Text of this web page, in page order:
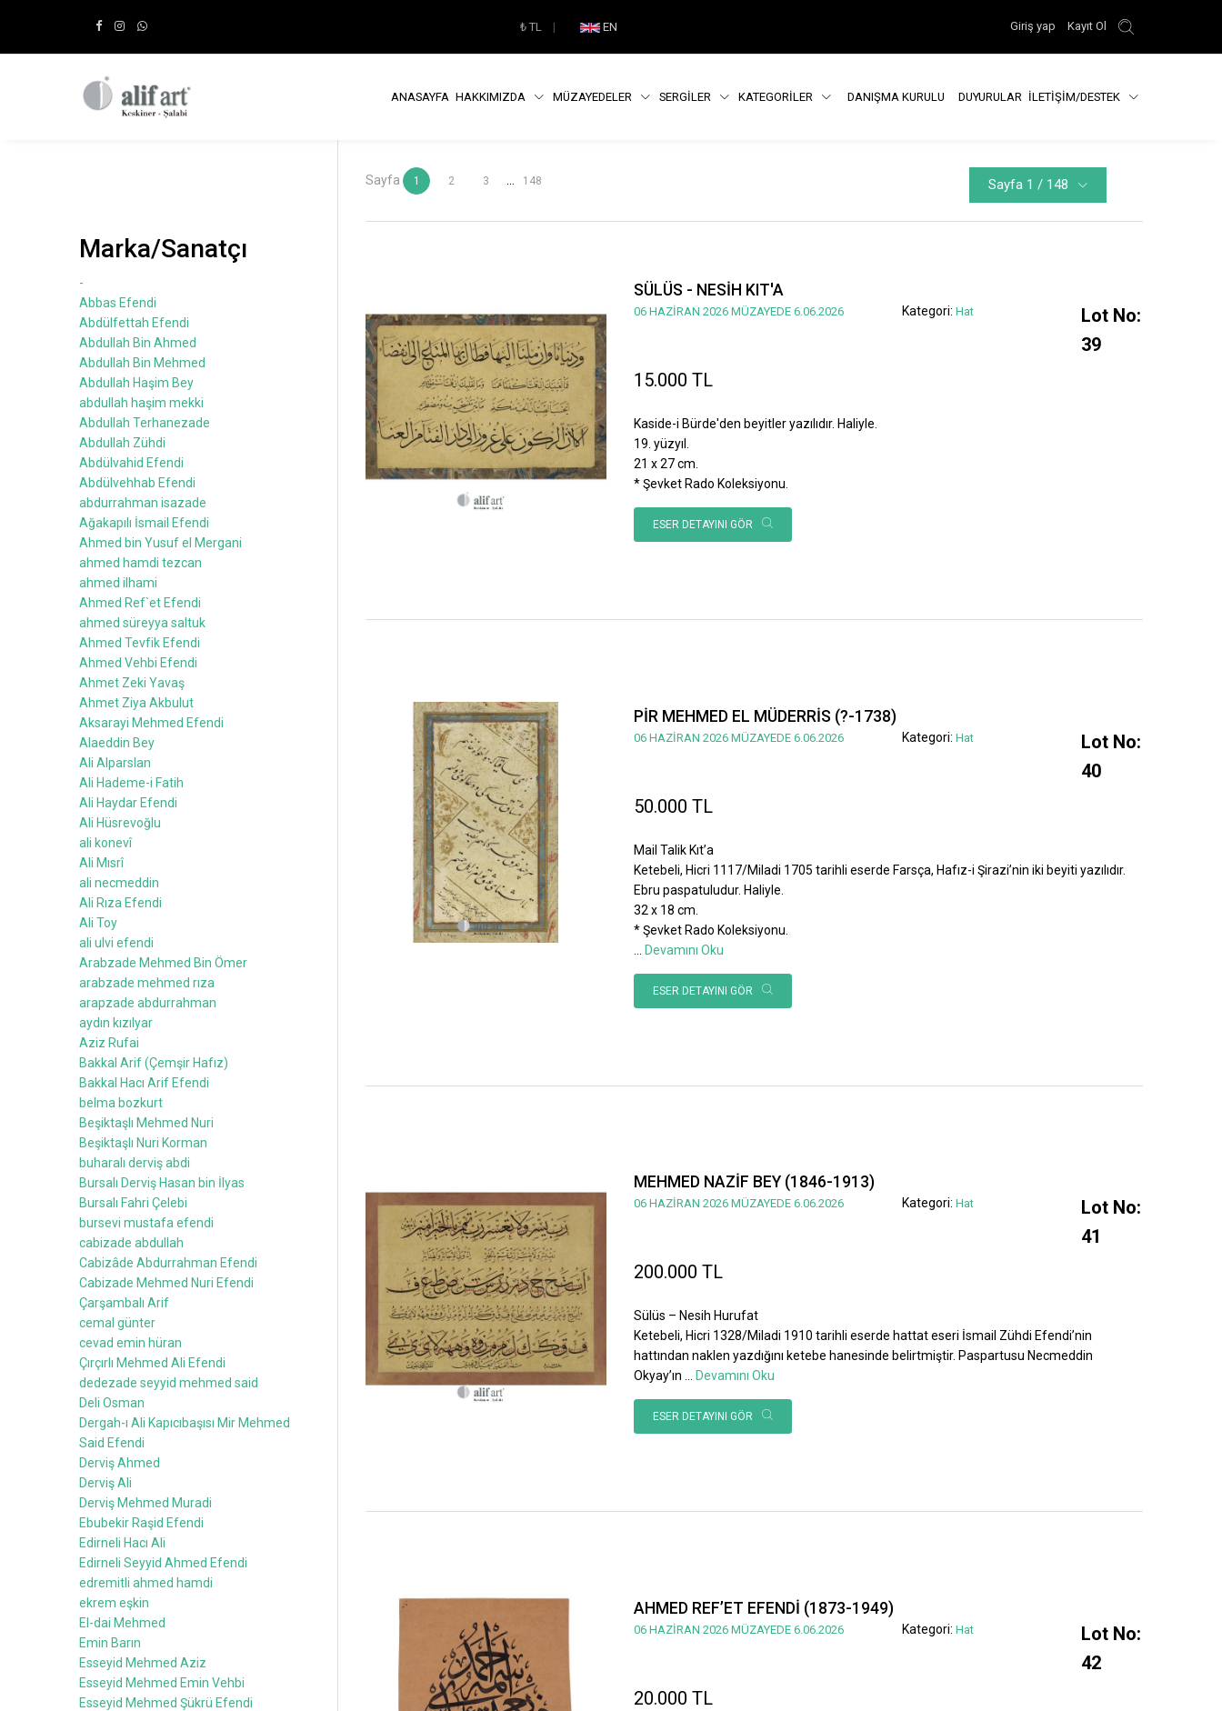
₺TL | EN Giriş yap Kayıt Ol
ANASAYFA HAKKIMIZDA MÜZAYEDELER SERGİLER KATEGORİLER DANIŞMA KURULU DUYURULAR İLETİŞİM/DESTEK
Sayfa 1 2 3 148 Sayfa 1 / 148
SÜLÜS - NESİH KIT'A
06 HAZİRAN 2026 MÜZAYEDE 6.06.2026 Kategori: Hat
Lot No:
39
15.000 TL
Kaside-i Bürde'den beyitler yazılıdır. Haliyle.
19. yüzyıl.
21 x 27 cm.
* Şevket Rado Koleksiyonu.
ESER DETAYINI GÖR
PİR MEHMED EL MÜDERRİS (?-1738)
06 HAZİRAN 2026 MÜZAYEDE 6.06.2026 Kategori: Hat
Lot No:
40
50.000 TL
Mail Talik Kıt’a
Ketebeli, Hicri 1117/Miladi 1705 tarihli eserde Farsça, Hafız-i Şirazi’nin iki beyiti yazılıdır.
Ebru paspatuludur. Haliyle.
32 x 18 cm.
* Şevket Rado Koleksiyonu.
Devamını Oku
ESER DETAYINI GÖR
MEHMED NAZİF BEY (1846-1913)
06 HAZİRAN 2026 MÜZAYEDE 6.06.2026 Kategori: Hat
Lot No:
41
200.000 TL
Sülüs – Nesih Hurufat
Ketebeli, Hicri 1328/Miladi 1910 tarihli eserde hattat eseri İsmail Zühdi Efendi’nin
hattından naklen yazdığını ketebe hanesinde belirtmiştir. Paspartusu Necmeddin
Okyay’ın ... Devamını Oku
ESER DETAYINI GÖR
AHMED REF’ET EFENDİ (1873-1949)
06 HAZİRAN 2026 MÜZAYEDE 6.06.2026 Kategori: Hat
Lot No:
42
20.000 TL
Marka/Sanatçı
-
Abbas Efendi
Abdülfettah Efendi
Abdullah Bin Ahmed
Abdullah Bin Mehmed
Abdullah Haşim Bey
abdullah haşim mekki
Abdullah Terhanezade
Abdullah Zühdi
Abdülvahid Efendi
Abdülvehhab Efendi
abdurrahman isazade
Ağakapılı İsmail Efendi
Ahmed bin Yusuf el Mergani
ahmed hamdi tezcan
ahmed ilhami
Ahmed Ref`et Efendi
ahmed süreyya saltuk
Ahmed Tevfik Efendi
Ahmed Vehbi Efendi
Ahmet Zeki Yavaş
Ahmet Ziya Akbulut
Aksarayi Mehmed Efendi
Alaeddin Bey
Ali Alparslan
Ali Hademe-i Fatih
Ali Haydar Efendi
Ali Hüsrevoğlu
ali konevî
Ali Mısrî
ali necmeddin
Ali Rıza Efendi
Ali Toy
ali ulvi efendi
Arabzade Mehmed Bin Ömer
arabzade mehmed rıza
arapzade abdurrahman
aydın kızılyar
Aziz Rufai
Bakkal Arif (Çemşir Hafız)
Bakkal Hacı Arif Efendi
belma bozkurt
Beşiktaşlı Mehmed Nuri
Beşiktaşlı Nuri Korman
buharalı derviş abdi
Bursalı Derviş Hasan bin İlyas
Bursalı Fahri Çelebi
bursevi mustafa efendi
cabizade abdullah
Cabizâde Abdurrahman Efendi
Cabizade Mehmed Nuri Efendi
Çarşambalı Arif
cemal günter
cevad emin hüran
Çırçırlı Mehmed Ali Efendi
dedezade seyyid mehmed said
Deli Osman
Dergah-ı Ali Kapıcıbaşısı Mir Mehmed
Said Efendi
Derviş Ahmed
Derviş Ali
Derviş Mehmed Muradi
Ebubekir Raşid Efendi
Edirneli Hacı Ali
Edirneli Seyyid Ahmed Efendi
edremitli ahmed hamdi
ekrem eşkin
El-dai Mehmed
Emin Barın
Esseyid Mehmed Aziz
Esseyid Mehmed Emin Vehbi
Esseyid Mehmed Şükrü Efendi